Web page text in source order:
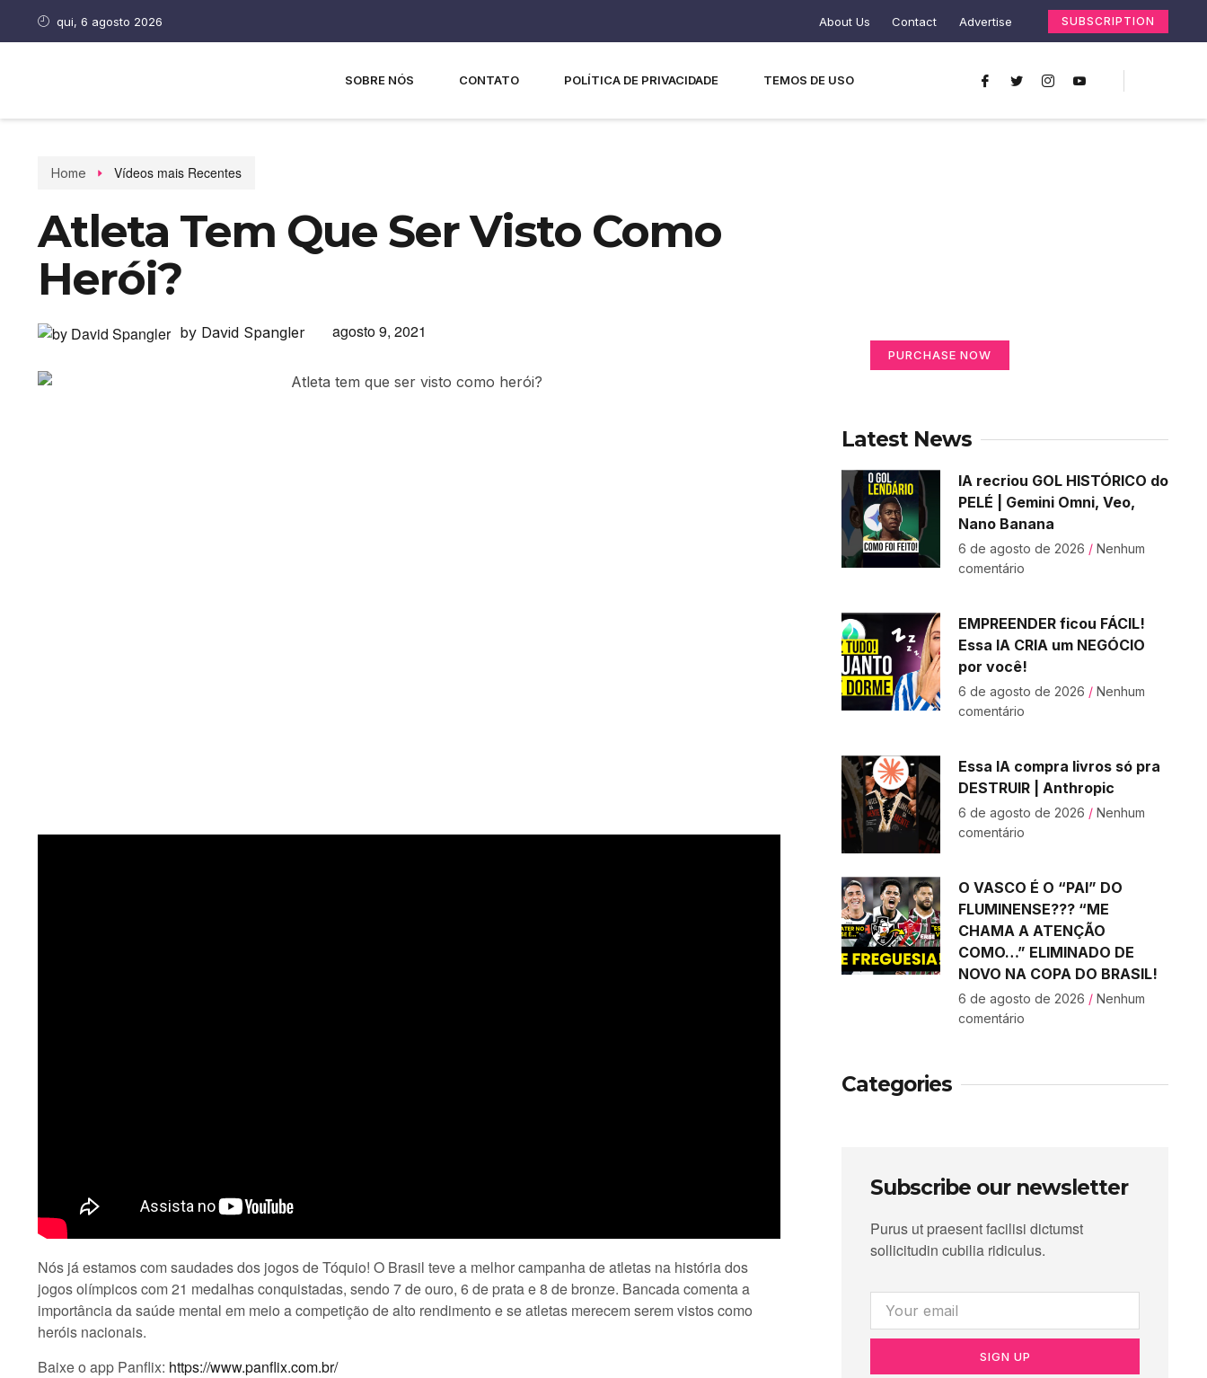
qui, 6 agosto 2026 About Us Contact Advertise SUBSCRIPTION
SOBRE NÓS CONTATO POLÍTICA DE PRIVACIDADE TEMOS DE USO
Home Vídeos mais Recentes
Atleta Tem Que Ser Visto Como
Herói?
by David Spangler agosto 9, 2021
Nós já estamos com saudades dos jogos de Tóquio! O Brasil teve a melhor campanha de atletas na história dos
jogos olímpicos com 21 medalhas conquistadas, sendo 7 de ouro, 6 de prata e 8 de bronze. Bancada comenta a
importância da saúde mental em meio a competição de alto rendimento e se atletas merecem serem vistos como
heróis nacionais.
Baixe o app Panflix: https://www.panflix.com.br/
PURCHASE NOW
Latest News
IA recriou GOL HISTÓRICO do
PELÉ | Gemini Omni, Veo,
Nano Banana
6 de agosto de 2026 Nenhum
comentário
EMPREENDER ficou FÁCIL!
Essa IA CRIA um NEGÓCIO
por você!
6 de agosto de 2026 Nenhum
comentário
Essa IA compra livros só pra
DESTRUIR | Anthropic
6 de agosto de 2026 Nenhum
comentário
O VASCO É O “PAI” DO
FLUMINENSE??? “ME
CHAMA A ATENÇÃO
COMO…” ELIMINADO DE
NOVO NA COPA DO BRASIL!
6 de agosto de 2026 Nenhum
comentário
Categories
Subscribe our newsletter
Purus ut praesent facilisi dictumst
sollicitudin cubilia ridiculus.
SIGN UP